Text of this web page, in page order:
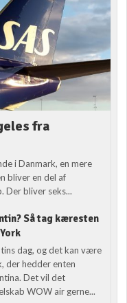
fra
i Danmark, en mere
bliver en del af
Der bliver seks...
Så tag kæresten
dag, og det kan være
der hedder enten
Det vil det
WOW air gerne...